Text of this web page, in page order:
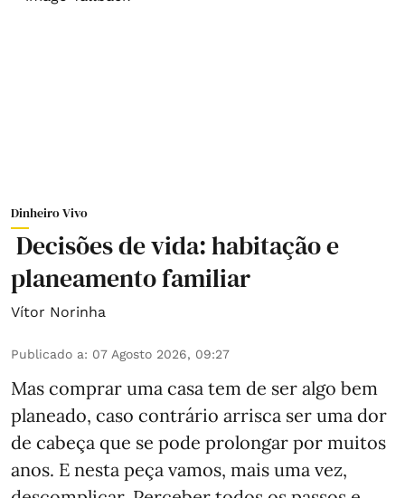
Dinheiro Vivo
Decisões de vida: habitação e
planeamento familiar
Vítor Norinha
Publicado a: 07 Agosto 2026, 09:27
Mas comprar uma casa tem de ser algo bem
planeado, caso contrário arrisca ser uma dor
de cabeça que se pode prolongar por muitos
anos. E nesta peça vamos, mais uma vez,